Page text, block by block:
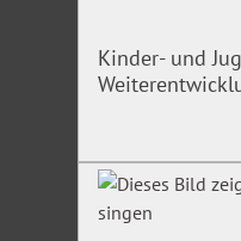
Kinder- und